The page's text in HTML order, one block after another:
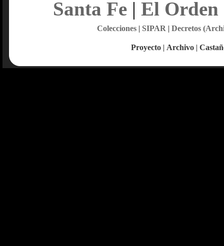
Santa Fe| El Orden
Colecciones| SIPAR | Decretos
Proyecto | Archivo |